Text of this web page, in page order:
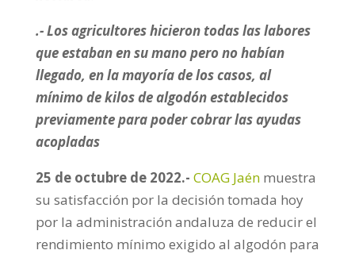
.- Los agricultores hicieron todas las labores
que estaban en su mano pero no habían
llegado, en la mayoría de los casos, al
mínimo de kilos de algodón establecidos
previamente para poder cobrar las ayudas
acopladas
25 de octubre de 2022.- COAG Jaénmuestra
su satisfacción por la decisión tomada hoy
por la administración andaluza de reducir el
rendimiento mínimo exigido al algodón para